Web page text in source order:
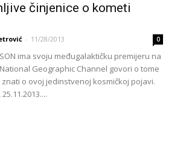
činjenice o kometi
- 11/28/2013 0
ima svoju međugalaktičku premijeru na
Geographic Channel govori o tome
o ovoj jedinstvenoj kosmičkoj pojavi.